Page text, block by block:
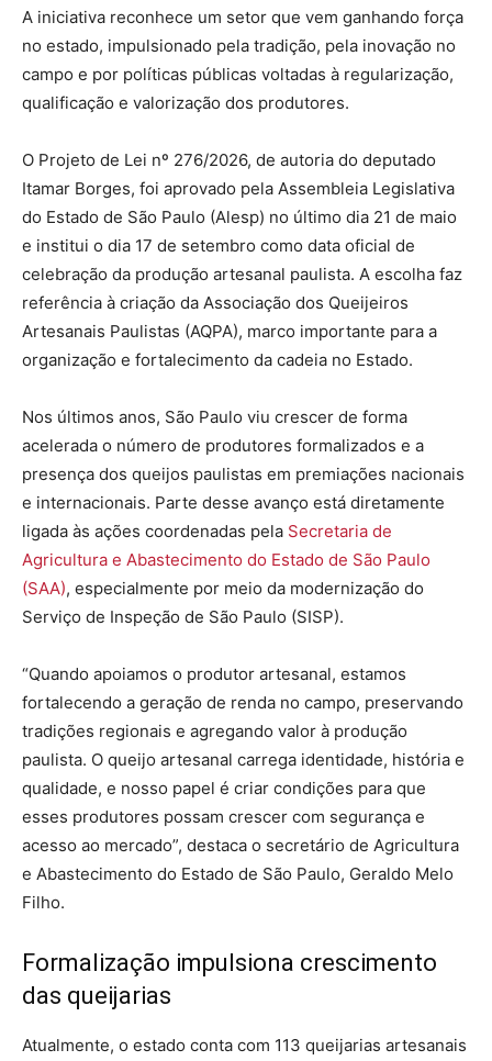
A iniciativa reconhece um setor que vem ganhando força
no estado, impulsionado pela tradição, pela inovação no
campo e por políticas públicas voltadas à regularização,
qualificação e valorização dos produtores.
O Projeto de Lei nº 276/2026, de autoria do deputado
Itamar Borges, foi aprovado pela Assembleia Legislativa
do Estado de São Paulo (Alesp) no último dia 21 de maio
e institui o dia 17 de setembro como data oficial de
celebração da produção artesanal paulista. A escolha faz
referência à criação da Associação dos Queijeiros
Artesanais Paulistas (AQPA), marco importante para a
organização e fortalecimento da cadeia no Estado.
Nos últimos anos, São Paulo viu crescer de forma
acelerada o número de produtores formalizados e a
presença dos queijos paulistas em premiações nacionais
e internacionais. Parte desse avanço está diretamente
ligada às ações coordenadas pela Secretaria de
Agricultura e Abastecimento do Estado de São Paulo
(SAA), especialmente por meio da modernização do
Serviço de Inspeção de São Paulo (SISP).
“Quando apoiamos o produtor artesanal, estamos
fortalecendo a geração de renda no campo, preservando
tradições regionais e agregando valor à produção
paulista. O queijo artesanal carrega identidade, história e
qualidade, e nosso papel é criar condições para que
esses produtores possam crescer com segurança e
acesso ao mercado”, destaca o secretário de Agricultura
e Abastecimento do Estado de São Paulo, Geraldo Melo
Filho.
Formalização impulsiona crescimento
das queijarias
Atualmente, o estado conta com 113 queijarias artesanais